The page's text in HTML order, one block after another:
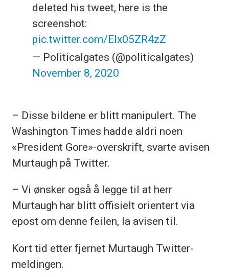
deleted his tweet, here is the
screenshot:
pic.twitter.com/EIx05ZR4zZ
— Politicalgates (@politicalgates)
November 8, 2020
– Disse bildene er blitt manipulert. The
Washington Times hadde aldri noen
«President Gore»-overskrift, svarte avisen
Murtaugh på Twitter.
– Vi ønsker også å legge til at herr
Murtaugh har blitt offisielt orientert via
epost om denne feilen, la avisen til.
Kort tid etter fjernet Murtaugh Twitter-
meldingen.